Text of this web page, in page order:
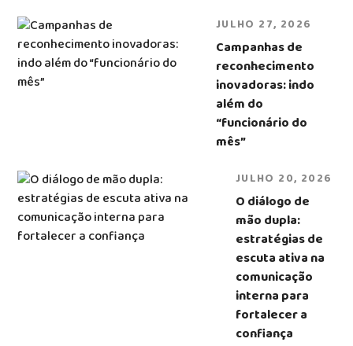
JULHO 27, 2026
Campanhas de
reconhecimento
inovadoras: indo
além do
“funcionário do
mês”
JULHO 20, 2026
O diálogo de
mão dupla:
estratégias de
escuta ativa na
comunicação
interna para
fortalecer a
confiança